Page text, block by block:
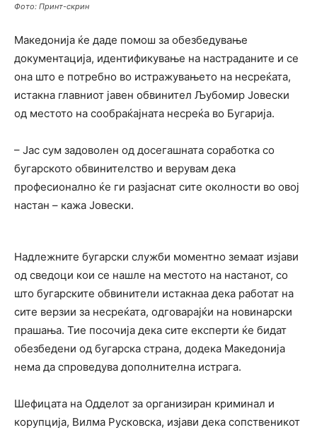
Фото: Принт-скрин
Македонија ќе даде помош за обезбедување
документација, идентификување на настраданите и се
она што е потребно во истражувањето на несреќата,
истакна главниот јавен обвинител Љубомир Јовески
од местото на сообраќајната несреќа во Бугарија.
– Јас сум задоволен од досегашната соработка со
бугарското обвинителство и верувам дека
професионално ќе ги разјаснат сите околности во овој
настан – кажа Јовески.
Надлежните бугарски служби моментно земаат изјави
од сведоци кои се нашле на местото на настанот, со
што бугарските обвинители истакнаа дека работат на
сите верзии за несреќата, одговарајќи на новинарски
прашања. Тие посочија дека сите експерти ќе бидат
обезбедени од бугарска страна, додека Македонија
нема да спроведува дополнителна истрага.
Шефицата на Одделот за организиран криминал и
корупција, Вилма Русковска, изјави дека сопственикот